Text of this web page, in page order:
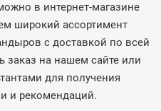
в интернет-магазине
широкий ассортимент
с доставкой по всей
на нашем сайте или
для получения
и рекомендаций.